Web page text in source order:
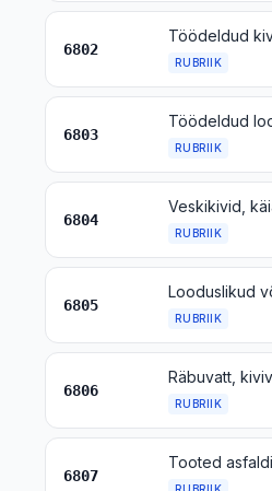
6802
RUBRIIK
6803
Töödeldud
RUBRIIK
6804
RUBRIIK
6805
RUBRIIK
6806
RUBRIIK
6807
Tooted